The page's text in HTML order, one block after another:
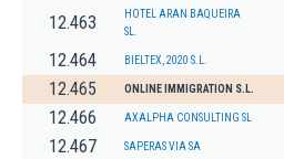
12.463
HOTEL ARAN BAQUEIRA
SL.
12.464 BIELTEX, 2020 S.L.
12.465 ONLINE IMMIGRATION S.L.
12.466 AXALPHA CONSULTING SL
12.467 SAPERAS VIA SA